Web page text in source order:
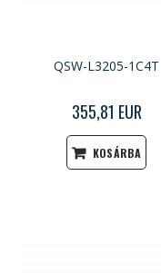
QSW-L3205-1C4T
355,81 EUR
KOSÁRBA